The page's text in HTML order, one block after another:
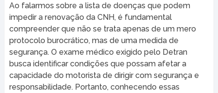
Ao falarmos sobre a lista de doenças que podem
impedir a renovação da CNH, é fundamental
compreender que não se trata apenas de um mero
protocolo burocrático, mas de uma medida de
segurança. O exame médico exigido pelo Detran
busca identificar condições que possam afetar a
capacidade do motorista de dirigir com segurança e
responsabilidade. Portanto, conhecendo essas